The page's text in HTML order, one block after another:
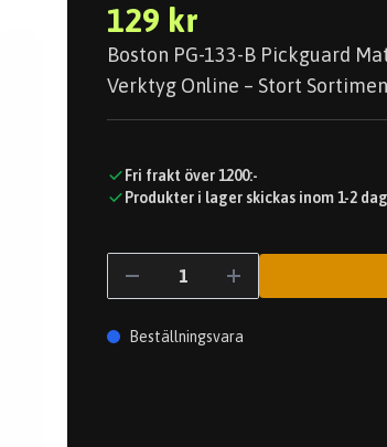
129 kr
Boston PG-133-B Pickguard
Verktyg Online – Stort
Fri frakt över 1200:-
Produkter i lager skickas inom 1-2
Beställningsvara